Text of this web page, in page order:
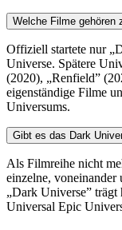
Welche Filme gehören
Offiziell startete nur
Universe. Spätere
(2020), „Renfield”
eigenständige Filme
Universums.
Gibt es das Dark
Als Filmreihe nicht
einzelne,
„Dark Universe”
Universal Epic